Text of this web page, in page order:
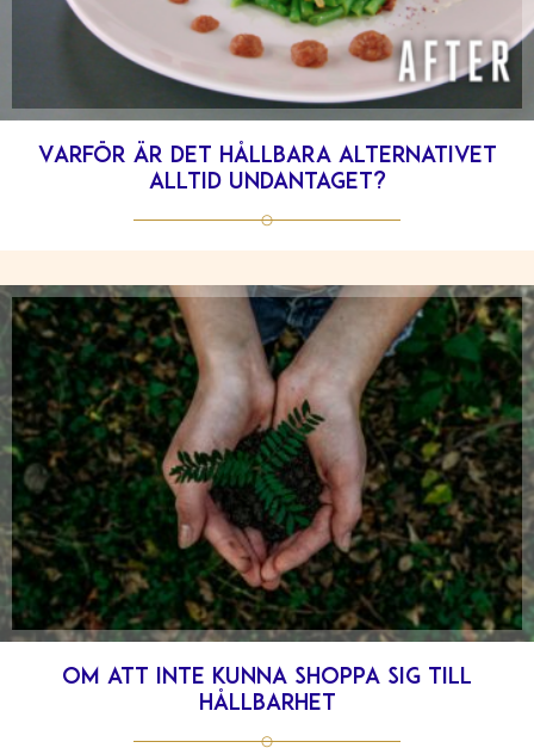
Varför är det hållbara alternativet
alltid undantaget?
Om att inte kunna shoppa sig till
hållbarhet